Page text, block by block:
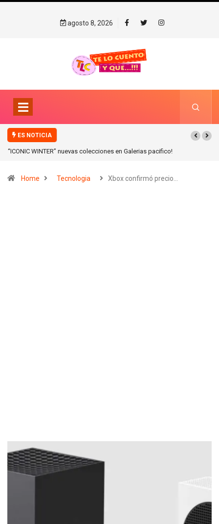
agosto 8, 2026
ES NOTICIA
“ICONIC WINTER” nuevas colecciones en Galerias pacifico!
Home Tecnologia Xbox confirmó precio…